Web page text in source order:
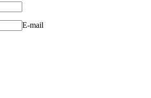
E-mail